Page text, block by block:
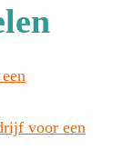
voor een